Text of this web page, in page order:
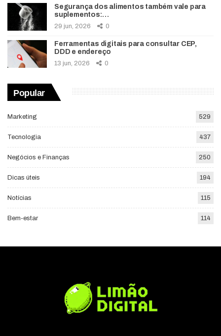
Segurança dos alimentos também vale para
suplementos:…
29 jun, 2026 0
Ferramentas digitais para consultar CEP,
DDD e endereço
13 jun, 2026 0
Popular
Marketing 529
Tecnologia 437
Negócios e Finanças 250
Dicas úteis 194
Notícias 115
Bem-estar 114